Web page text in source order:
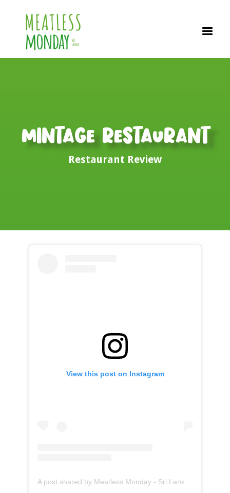
Mintage Restaurant
Restaurant Review
View this post on Instagram